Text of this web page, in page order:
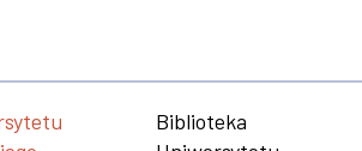
Biblioteka